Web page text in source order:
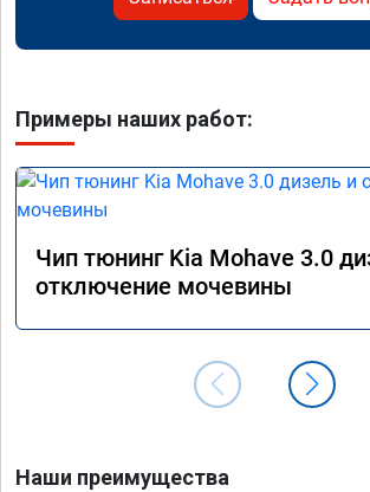
Примеры наших работ:
Чип тюнинг Kia Mohave 3.0
отключение мочевины
Наши преимущества